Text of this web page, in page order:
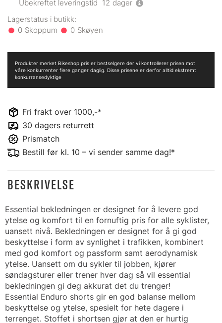
Ubekreftet leveringstid 12 dager
0 0
Fri frakt over 1000,-*
30 dagers returrett
Prismatch
Bestill før kl. 10 – vi sender samme dag!*
Produkter merket Bikeshop pris er bestselgere der vi kontrollerer prisen mot
våre konkurrenter flere ganger daglig. Disse prisene er derfor alltid ekstremt
konkurransedyktige
BESKRIVELSE
Essential bekledningen er designet for å levere god
ytelse og komfort til en fornuftig pris for alle syklister,
uansett nivå. Bekledningen er designet for å gi god
beskyttelse i form av synlighet i trafikken, kombinert
med god komfort og passform samt aerodynamisk
ytelse. Uansett om du sykler til jobben, kjører
søndagsturer eller trener hver dag så vil essential
bekledningen gi deg akkurat det du trenger!
Essential Enduro shorts gir en god balanse mellom
beskyttelse og ytelse, spesielt for hete dagere i
terrenget. Stoffet i shortsen gjør at den er hurtig